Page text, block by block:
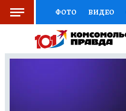
ФОТО ВИДЕО
СОЦПОДДЕРЖКА
ВЫБОР ЭКСПЕРТОВ